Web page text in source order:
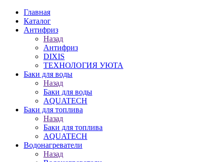
Главная
Каталог
Антифриз
Назад
Антифриз
DIXIS
ТЕХНОЛОГИЯ УЮТА
Баки для воды
Назад
Баки для воды
AQUATECH
Баки для топлива
Назад
Баки для топлива
AQUATECH
Водонагреватели
Назад